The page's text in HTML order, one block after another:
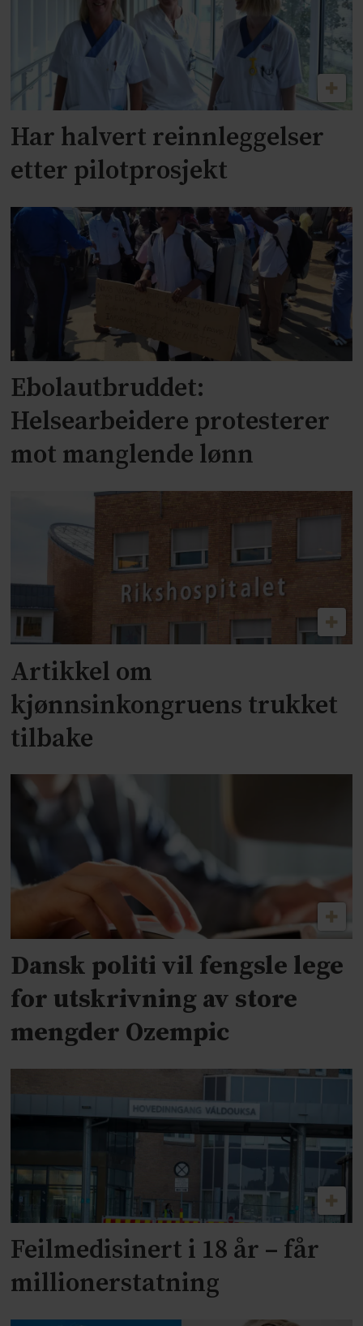
Har halvert reinnleggelser
etter pilotprosjekt
Ebolautbruddet:
Helsearbeidere protesterer
mot manglende lønn
Artikkel om
kjønnsinkongruens trukket
tilbake
Dansk politi vil fengsle lege
for utskrivning av store
mengder Ozempic
Feilmedisinert i 18 år – får
millionerstatning